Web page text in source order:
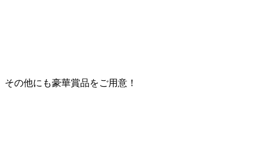
その他にも豪華賞品をご用意！